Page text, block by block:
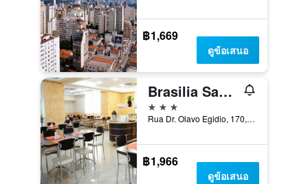
฿1,669
ดูข้อเสนอ
Brasilia Santana Gold Flat
3 ดาว
Rua Dr. Olavo Egidio, 170, เซาเปาโล, บราซิล
฿1,966
ดูข้อเสนอ